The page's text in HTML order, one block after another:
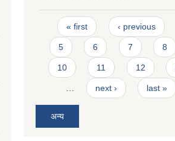
Pages
« first ‹ previous
5 6 7 8
10 11 12
next › last »
अन्य